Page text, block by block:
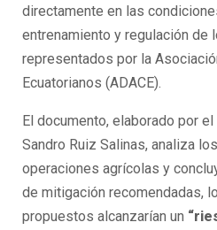
directamente en las
entrenamiento y regulación de
representados por la
Ecuatorianos (ADACE).
El documento, elaborado por
Sandro Ruiz Salinas, analiza
operaciones agrícolas y
de mitigación recomendadas,
propuestos alcanzarían un